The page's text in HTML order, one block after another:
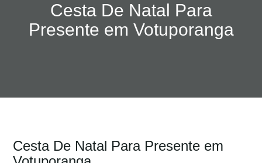
Cesta De Natal Para
Presente em Votuporanga
Cesta De Natal Para Presente em